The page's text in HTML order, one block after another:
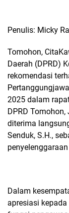
Penulis: Micky
Tomohon,
Daerah (DPRD)
rekomendasi
2025 dalam
DPRD
diterima
Senduk, S.H.,
Dalam
apresiasi